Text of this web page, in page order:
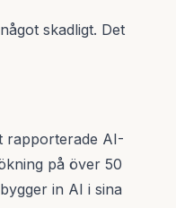
skadligt. Det
rapporterade AI-
på över 50
in AI i sina